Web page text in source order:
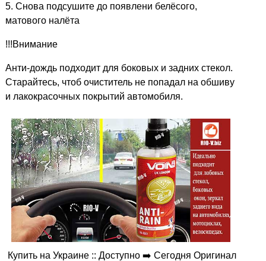
5. Снова подсушите до появлени белёсого,
матового налёта
!!!Внимание
Анти-дождь подходит для боковых и задних стекол.
Старайтесь, чтоб очиститель не попадал на обшиву
и лакокрасочных покрытий автомобиля.
Купить на Украине :: Доступно ➡️ Сегодня Оригинал